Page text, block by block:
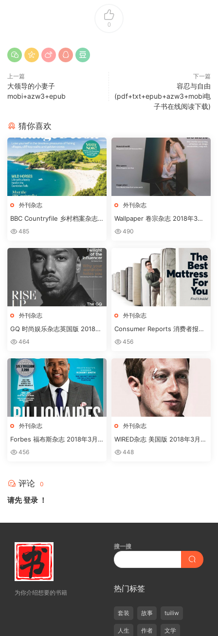
0
上一篇
大领导的小妻子
mobi+azw3+epub
下一篇
容忍与自由
(pdf+txt+epub+azw3+mobi电
子书在线阅读下载)
猜你喜欢
外刊杂志
BBC Countryfile 乡村档案杂志
MARCH2018
485
外刊杂志
Wallpaper 卷宗杂志 2018年3月
刊 490
外刊杂志
GQ 时尚娱乐杂志英国版 2018年
3月刊下载
464
外刊杂志
Consumer Reports 消费者报告
杂志 2018年3月刊下载
456
外刊杂志
Forbes 福布斯杂志 2018年3月
刊下载
456
外刊杂志
WIRED杂志 美国版 2018年3月刊
高清英文版订阅下载
448
评论 0
请先登录 ！
为你介绍想要的书籍
搜一搜
热门标签
套装 故事 tuiliw
人生 作者 文学